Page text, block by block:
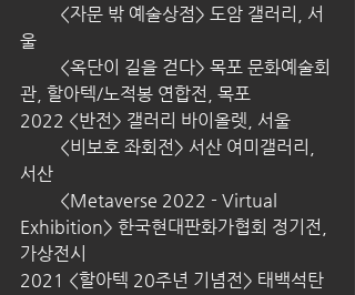
<자문 밖 예술상점> 도암 갤러리, 서
울
<옥단이 길을 걷다> 목포 문화예술회
관, 할아텍/노적봉 연합전, 목포
2022 <반전> 갤러리 바이올렛, 서울
<비보호 좌회전> 서산 여미갤러리,
서산
<Metaverse 2022 - Virtual
Exhibition> 한국현대판화가협회 정기전,
가상전시
2021 <할아텍 20주년 기념전> 태백석탄